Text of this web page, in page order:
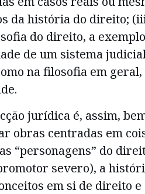
da história do direito;
do direito, a
de um sistema
na filosofia em
jurídica é, assim,
obras centradas em
“personagens” do
severo), a
em si de direito e